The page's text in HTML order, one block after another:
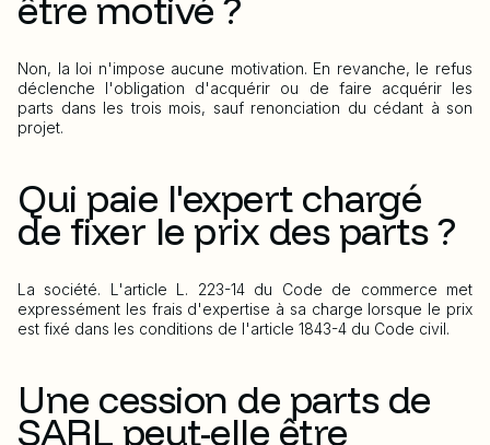
être motivé ?
Non, la loi n'impose aucune motivation. En revanche, le refus
déclenche l'obligation d'acquérir ou de faire acquérir les
parts dans les trois mois, sauf renonciation du cédant à son
projet.
Qui paie l'expert chargé
de fixer le prix des parts ?
La société. L'article L. 223-14 du Code de commerce met
expressément les frais d'expertise à sa charge lorsque le prix
est fixé dans les conditions de l'article 1843-4 du Code civil.
Une cession de parts de
SARL peut-elle être